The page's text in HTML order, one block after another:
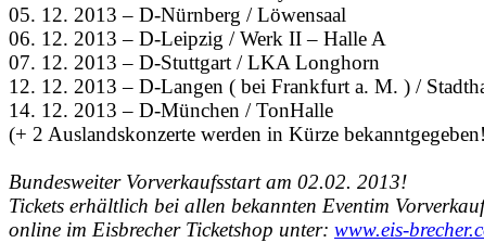
05. 12. 2013 – D-Nürnberg / Löwensaal
06. 12. 2013 – D-Leipzig / Werk II – Halle A
07. 12. 2013 – D-Stuttgart / LKA Longhorn
12. 12. 2013 – D-Langen ( bei Frankfurt a. M. ) /
14. 12. 2013 – D-München / TonHalle
(+ 2 Auslandskonzerte werden in Kürze
Bundesweiter Vorverkaufsstart am 02.02. 2013!
Tickets erhältlich bei allen bekannten Eventim
online im Eisbrecher Ticketshop unter: www.eis-